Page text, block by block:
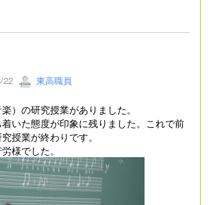
22 東高職員
）の研究授業がありました。
いた態度が印象に残りました。これで前
授業が終わりです。
様でした。